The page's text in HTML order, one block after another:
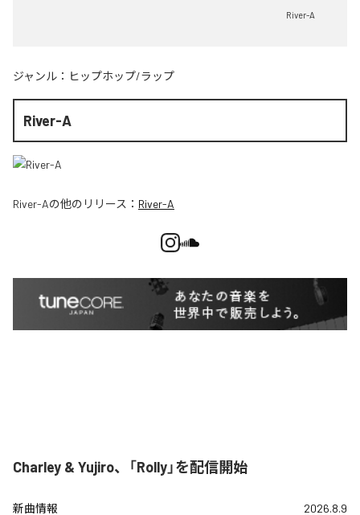
River-A
ジャンル： ヒップホップ/ラップ
River-A
River-Aの他のリリース： River-A
Charley & Yujiro、「Rolly」を配信開始
新曲情報 2026.8.9